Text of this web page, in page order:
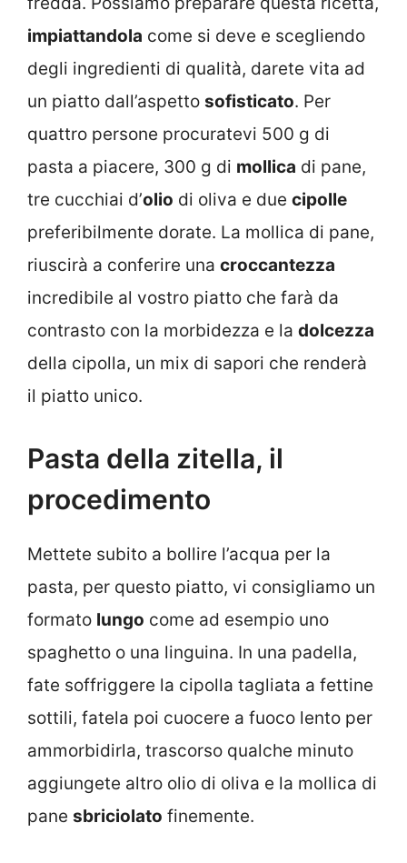
impiattandola come si deve e scegliendo
degli ingredienti di qualità, darete vita ad
un piatto dall’aspetto sofisticato. Per
quattro persone procuratevi 500 g di
pasta a piacere, 300 g di mollica di pane,
tre cucchiai d’olio di oliva e due cipolle
preferibilmente dorate. La mollica di pane,
riuscirà a conferire una croccantezza
incredibile al vostro piatto che farà da
contrasto con la morbidezza e la dolcezza
della cipolla, un mix di sapori che renderà
il piatto unico.
Pasta della zitella, il
procedimento
Mettete subito a bollire l’acqua per la
pasta, per questo piatto, vi consigliamo un
formato lungo come ad esempio uno
spaghetto o una linguina. In una padella,
fate soffriggere la cipolla tagliata a fettine
sottili, fatela poi cuocere a fuoco lento per
ammorbidirla, trascorso qualche minuto
aggiungete altro olio di oliva e la mollica di
pane sbriciolato finemente.